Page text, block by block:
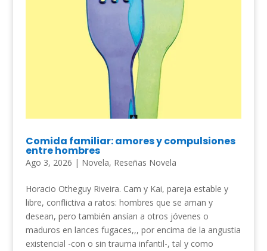
Comida familiar: amores y compulsiones
entre hombres
Ago 3, 2026 | Novela, Reseñas Novela
Horacio Otheguy Riveira. Cam y Kai, pareja estable y
libre, conflictiva a ratos: hombres que se aman y
desean, pero también ansían a otros jóvenes o
maduros en lances fugaces,,, por encima de la angustia
existencial -con o sin trauma infantil-, tal y como